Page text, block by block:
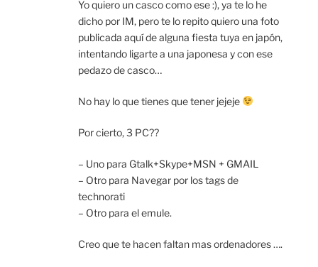
Yo quiero un casco como ese :), ya te lo he
dicho por IM, pero te lo repito quiero una foto
publicada aquí de alguna fiesta tuya en japón,
intentando ligarte a una japonesa y con ese
pedazo de casco…
No hay lo que tienes que tener jejeje
Por cierto, 3 PC??
– Uno para Gtalk+Skype+MSN + GMAIL
– Otro para Navegar por los tags de
technorati
– Otro para el emule.
Creo que te hacen faltan mas ordenadores ….